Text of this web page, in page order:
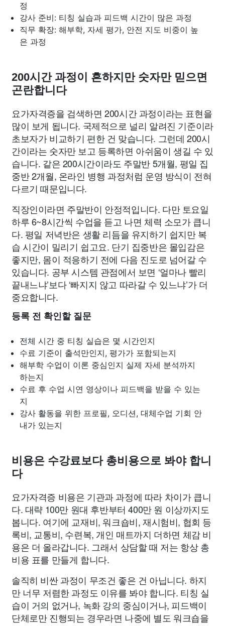
정
강사 준비: 티칭 실습과 피드백 시간이 많은 과정
직무 확장: 해부학, 자세 평가, 안전 지도 비중이 높
은 과정
200시간 과정이 흔하지만 숫자만 믿으면
곤란합니다
요가자격증을 검색하면 200시간 과정이라는 표현을
많이 보게 됩니다. 국제적으로 널리 알려진 기준이라
초보자가 비교하기 편한 건 맞습니다. 그런데 200시
간이라는 숫자만 보고 등록하면 아쉬움이 생길 수 있
습니다. 같은 200시간이라도 주말반 5개월, 평일 집
중반 2개월, 온라인 병행 과정처럼 운영 방식이 전혀
다르기 때문입니다.
직장인이라면 주말반이 안정적입니다. 다만 토요일
하루 6~8시간씩 수업을 듣고 나면 체력 소모가 큽니
다. 평일 저녁반은 생활 리듬을 유지하기 쉽지만 복
습 시간이 밀리기 쉽고요. 단기 집중반은 몰입감은
좋지만, 몸이 적응하기 전에 다음 진도로 넘어갈 수
있습니다. 공부 시스템 관점에서 보면 ‘얼마나 빨리
끝내느냐’보다 ‘빠지지 않고 따라갈 수 있느냐’가 더
중요합니다.
등록 전 확인할 질문
전체 시간 중 티칭 실습은 몇 시간인지
수료 기준이 출석만인지, 평가가 포함되는지
해부학 수업이 이론 중심인지 실제 자세 분석까지
하는지
수료 후 수업 시연 영상이나 피드백을 받을 수 있는
지
강사 활동을 위한 프로필, 오디션, 대체수업 기회 안
내가 있는지
비용은 수강료보다 총비용으로 봐야 합니
다
요가자격증 비용은 기관과 과정에 따라 차이가 큽니
다. 대략 100만 원대 후반부터 400만 원 이상까지도
봅니다. 여기에 교재비, 워크숍비, 재시험비, 협회 등
록비, 교통비, 수련복, 개인 매트까지 더하면 체감 비
용은 더 올라갑니다. 그래서 상담할 때 저는 항상 총
비용 표를 만들게 합니다.
솔직히 비싼 과정이 무조건 좋은 건 아닙니다. 하지
만 너무 저렴한 과정도 이유를 봐야 합니다. 티칭 실
습이 거의 없거나, 녹화 강의 중심이거나, 피드백이
단체로만 진행되는 경우라면 나중에 별도 워크숍을